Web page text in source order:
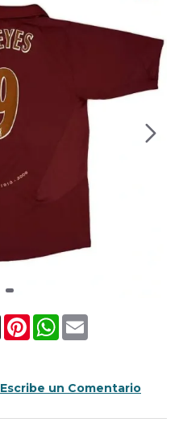
X PinterestWhatsApp
Email
Escribe un Comentario